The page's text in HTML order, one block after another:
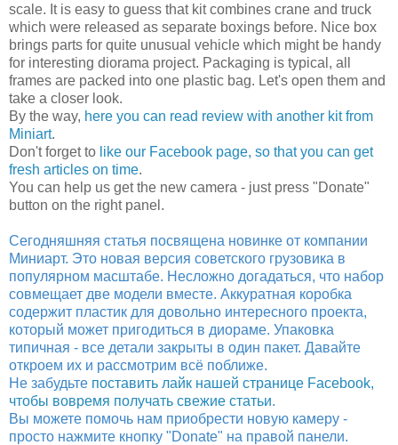
scale. It is easy to guess that kit combines crane and truck
which were released as separate boxings before. Nice box
brings parts for quite unusual vehicle which might be handy
for interesting diorama project. Packaging is typical, all
frames are packed into one plastic bag. Let's open them and
take a closer look.
By the way, here you can read review with another kit from
Miniart.
Don't forget to like our Facebook page, so that you can get
fresh articles on time.
You can help us get the new camera - just press "Donate"
button on the right panel.
Сегодняшняя статья посвящена новинке от компании
Миниарт. Это новая версия советского грузовика в
популярном масштабе. Несложно догадаться, что набор
совмещает две модели вместе. Аккуратная коробка
содержит пластик для довольно интересного проекта,
который может пригодиться в диораме. Упаковка
типичная - все детали закрыты в один пакет. Давайте
откроем их и рассмотрим всё поближе.
Не забудьте поставить лайк нашей странице Facebook,
чтобы вовремя получать свежие статьи.
Вы можете помочь нам приобрести новую камеру -
просто нажмите кнопку "Donate" на правой панели.